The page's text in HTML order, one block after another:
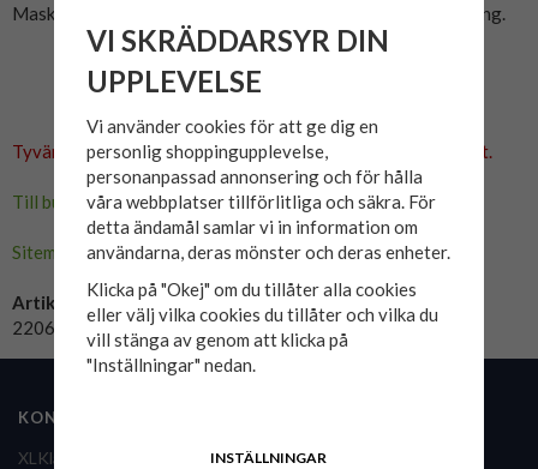
Maskintvättas i 40c och häng sedan upp på galge för torkning.
Tyvärr ingår inte denna produkt i vårt sortiment för tillfället.
Till butikens startsida »
Sitemap »
Artikelnummer:
2206-olive
KONTAKTA OSS
XLKläder Sverige AB
VI SKRÄDDARSYR DIN
UPPLEVELSE
Vi använder cookies för att ge dig en
personlig shoppingupplevelse,
personanpassad annonsering och för hålla
våra webbplatser tillförlitliga och säkra. För
detta ändamål samlar vi in information om
användarna, deras mönster och deras enheter.
Klicka på "Okej" om du tillåter alla cookies
eller välj vilka cookies du tillåter och vilka du
vill stänga av genom att klicka på
"Inställningar" nedan.
INSTÄLLNINGAR